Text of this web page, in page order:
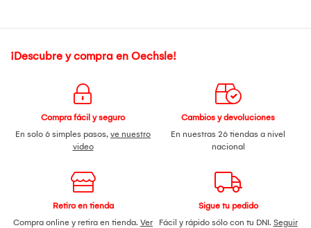
¡Descubre y compra en Oechsle!
Compra fácil y seguro
En solo 6 simples pasos, ve nuestro
video
Cambios y devoluciones
En nuestras 26 tiendas a nivel
nacional
Retiro en tienda
Compra online y retira en tienda. Ver
Sigue tu pedido
Fácil y rápido sólo con tu DNI. Seguir